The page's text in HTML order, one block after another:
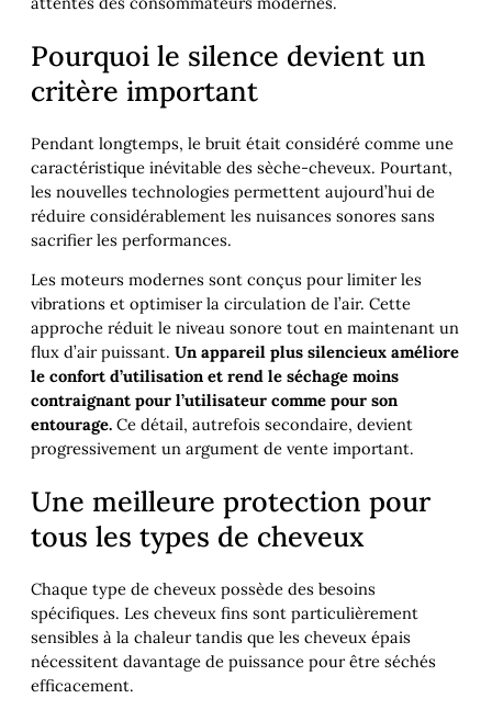
Pourquoi le silence devient un
critère important
Pendant longtemps, le bruit était considéré comme une
caractéristique inévitable des sèche-cheveux. Pourtant,
les nouvelles technologies permettent aujourd’hui de
réduire considérablement les nuisances sonores sans
sacrifier les performances.
Les moteurs modernes sont conçus pour limiter les
vibrations et optimiser la circulation de l’air. Cette
approche réduit le niveau sonore tout en maintenant un
flux d’air puissant. Un appareil plus silencieux améliore
le confort d’utilisation et rend le séchage moins
contraignant pour l’utilisateur comme pour son
entourage. Ce détail, autrefois secondaire, devient
progressivement un argument de vente important.
Une meilleure protection pour
tous les types de cheveux
Chaque type de cheveux possède des besoins
spécifiques. Les cheveux fins sont particulièrement
sensibles à la chaleur tandis que les cheveux épais
nécessitent davantage de puissance pour être séchés
efficacement.